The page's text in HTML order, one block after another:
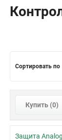
Сортировать по
Купить (0)
Защита